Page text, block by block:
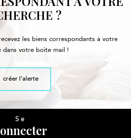
?
les biens correspondants à votre
dans votre boîte mail !
créer l'alerte
Se